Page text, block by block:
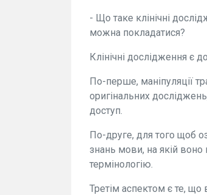
- Що таке клінічні
можна покладатися?
Клінічні дослідження є
По-перше, маніпуляції
оригінальних
доступ.
По-друге, для того щоб
знань мови, на якій воно
термінологію.
Третім аспектом є те, що